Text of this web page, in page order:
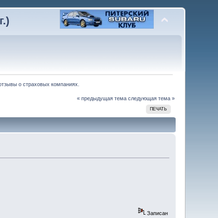
о страховых компаниях.
« предыдущая тема следующая тема »
ПЕЧАТЬ
Записан